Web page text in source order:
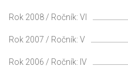
Rok 2008 / Ročník: VI
Rok 2007 / Ročník: V
Rok 2006 / Ročník: IV